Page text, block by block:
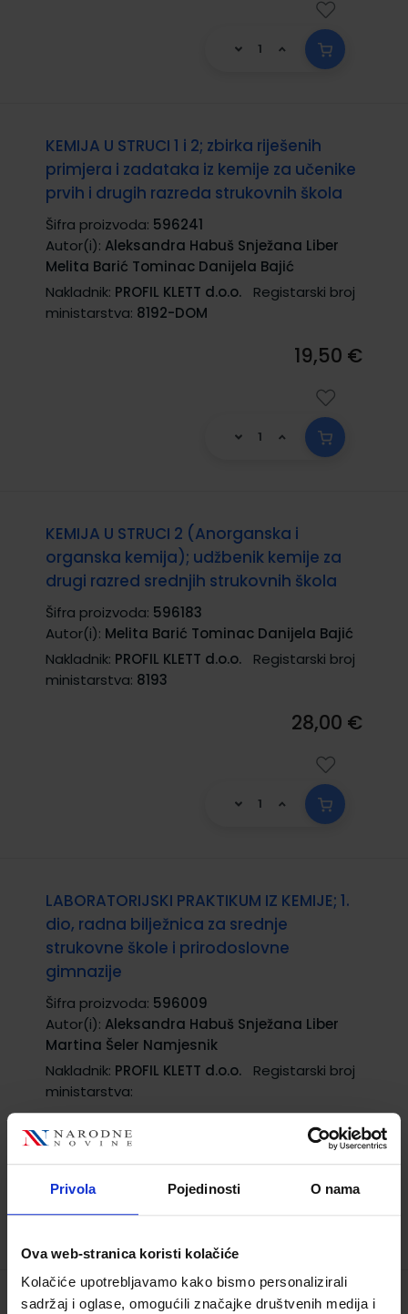
Privola Pojedinosti O nama
Ova web-stranica koristi kolačiće
Kolačiće upotrebljavamo kako bismo personalizirali
sadržaj i oglase, omogućili značajke društvenih medija i
KEMIJA U STRUCI 1 i 2; zbirka riješenih
primjera i zadataka iz kemije za učenike
prvih i drugih razreda strukovnih škola
Šifra proizvoda: 596241
Autor(i): Aleksandra Habuš Snježana Liber
Melita Barić Tominac Danijela Bajić
Nakladnik: PROFIL KLETT d.o.o.
Registarski broj
ministarstva: 8192-DOM
19,50 €
KEMIJA U STRUCI 2 (Anorganska i
organska kemija); udžbenik kemije za
drugi razred srednjih strukovnih škola
Šifra proizvoda: 596183
Autor(i): Melita Barić Tominac Danijela Bajić
Nakladnik: PROFIL KLETT d.o.o.
Registarski broj
ministarstva: 8193
28,00 €
LABORATORIJSKI PRAKTIKUM IZ KEMIJE; 1.
dio, radna bilježnica za srednje
strukovne škole i prirodoslovne
gimnazije
Šifra proizvoda: 596009
Autor(i): Aleksandra Habuš Snježana Liber
Martina Šeler Namjesnik
Nakladnik: PROFIL KLETT d.o.o.
Registarski broj
ministarstva:
13,00 €